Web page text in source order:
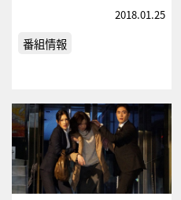
2018.01.25
番組情報